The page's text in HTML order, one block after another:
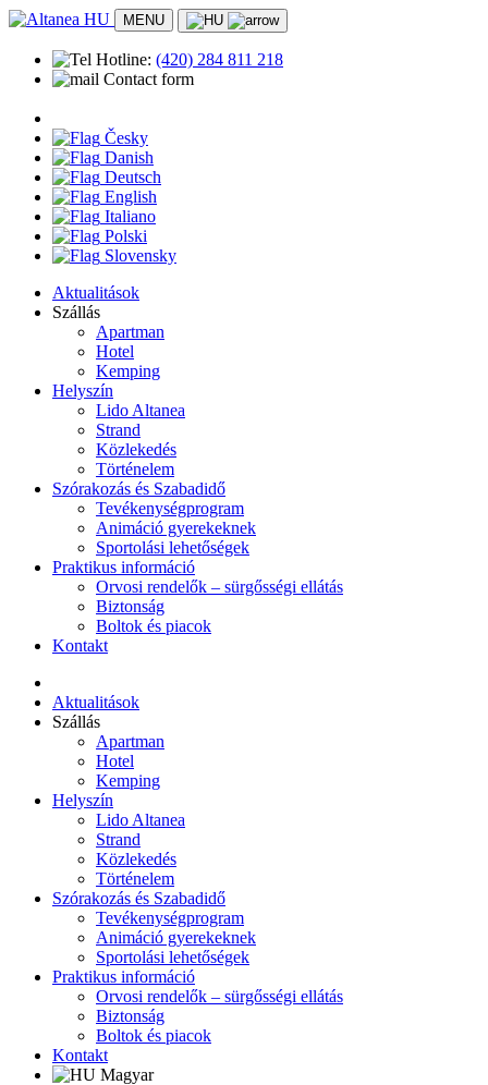
MENU
Hotline: (420) 284 811 218
Contact form
Česky
Danish
Deutsch
English
Italiano
Polski
Slovensky
Aktualitások
Szállás
Apartman
Hotel
Kemping
Helyszín
Lido Altanea
Strand
Közlekedés
Történelem
Szórakozás és Szabadidő
Tevékenységprogram
Animáció gyerekeknek
Sportolási lehetőségek
Praktikus információ
Orvosi rendelők – sürgősségi ellátás
Biztonság
Boltok és piacok
Kontakt
Aktualitások
Szállás
Apartman
Hotel
Kemping
Helyszín
Lido Altanea
Strand
Közlekedés
Történelem
Szórakozás és Szabadidő
Tevékenységprogram
Animáció gyerekeknek
Sportolási lehetőségek
Praktikus információ
Orvosi rendelők – sürgősségi ellátás
Biztonság
Boltok és piacok
Kontakt
Magyar